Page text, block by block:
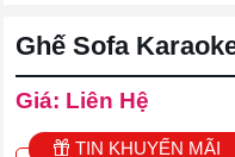
Ghế Sofa
Giá: Liên Hệ
TIN KHUYẾN MÃI